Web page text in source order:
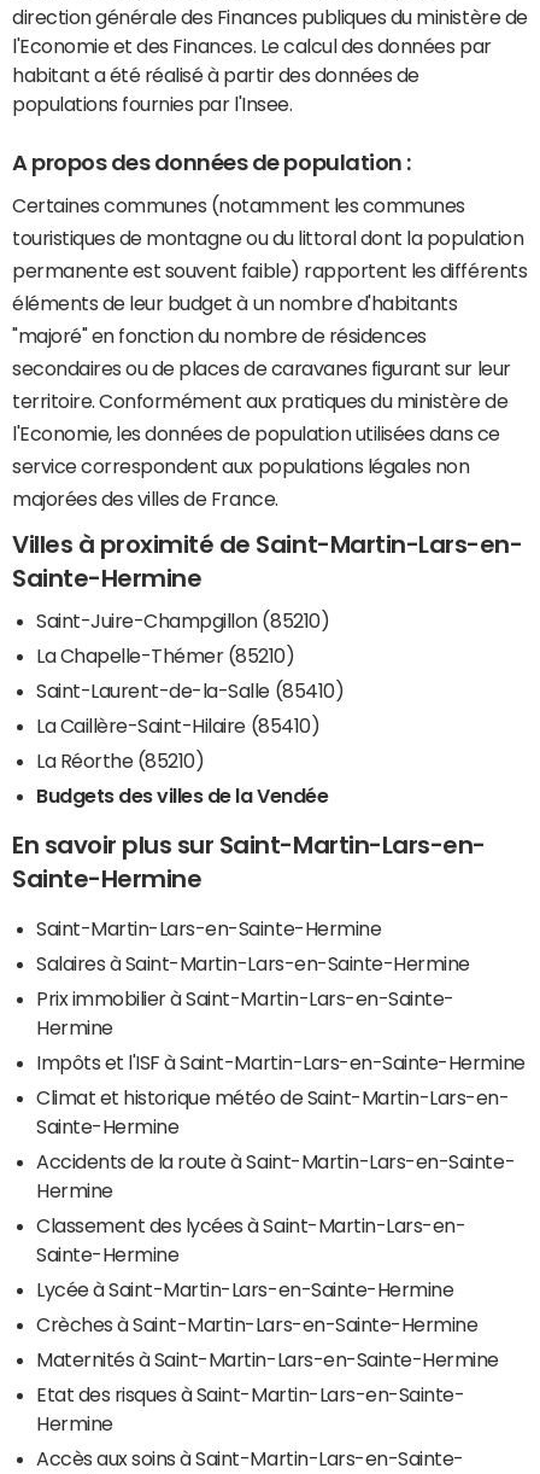
direction générale des Finances publiques du ministère de
l'Economie et des Finances. Le calcul des données par
habitant a été réalisé à partir des données de
populations fournies par l'Insee.
A propos des données de population :
Certaines communes (notamment les communes
touristiques de montagne ou du littoral dont la population
permanente est souvent faible) rapportent les différents
éléments de leur budget à un nombre d'habitants
"majoré" en fonction du nombre de résidences
secondaires ou de places de caravanes figurant sur leur
territoire. Conformément aux pratiques du ministère de
l'Economie, les données de population utilisées dans ce
service correspondent aux populations légales non
majorées des villes de France.
Villes à proximité de Saint-Martin-Lars-en-
Sainte-Hermine
Saint-Juire-Champgillon (85210)
La Chapelle-Thémer (85210)
Saint-Laurent-de-la-Salle (85410)
La Caillère-Saint-Hilaire (85410)
La Réorthe (85210)
Budgets des villes de la Vendée
En savoir plus sur Saint-Martin-Lars-en-
Sainte-Hermine
Saint-Martin-Lars-en-Sainte-Hermine
Salaires à Saint-Martin-Lars-en-Sainte-Hermine
Prix immobilier à Saint-Martin-Lars-en-Sainte-
Hermine
Impôts et l'ISF à Saint-Martin-Lars-en-Sainte-Hermine
Climat et historique météo de Saint-Martin-Lars-en-
Sainte-Hermine
Accidents de la route à Saint-Martin-Lars-en-Sainte-
Hermine
Classement des lycées à Saint-Martin-Lars-en-
Sainte-Hermine
Lycée à Saint-Martin-Lars-en-Sainte-Hermine
Crèches à Saint-Martin-Lars-en-Sainte-Hermine
Maternités à Saint-Martin-Lars-en-Sainte-Hermine
Etat des risques à Saint-Martin-Lars-en-Sainte-
Hermine
Accès aux soins à Saint-Martin-Lars-en-Sainte-